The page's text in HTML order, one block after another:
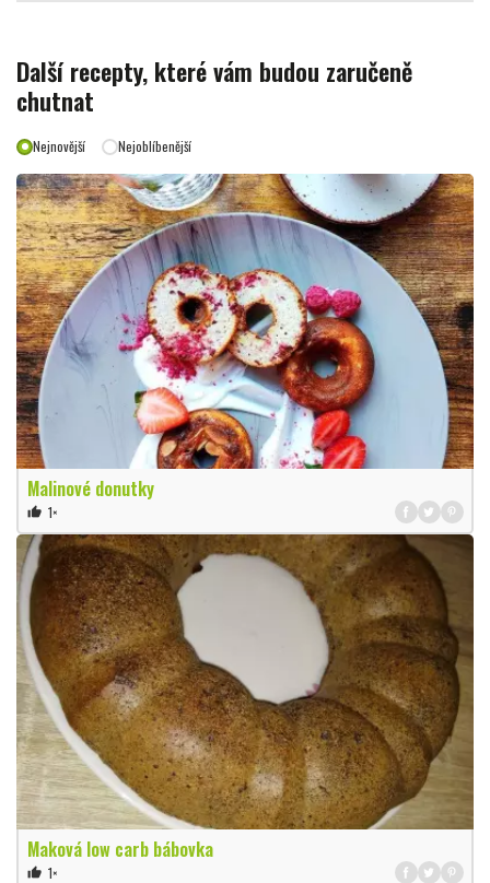
Další recepty, které vám budou zaručeně
chutnat
Nejnovější Nejoblíbenější
Malinové donutky
thumb_up 1×
Maková low carb bábovka
thumb_up 1×